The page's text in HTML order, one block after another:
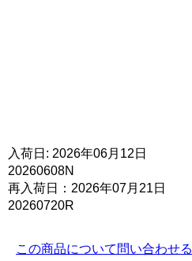
入荷日: 2026年06月12日
20260608N
再入荷日：2026年07月21日
20260720R
この商品について問い合わせる